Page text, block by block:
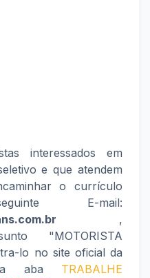
interessados em
e que atendem
o currículo
E-mail:
,
"MOTORISTA
lo no site oficial da
aba TRABALHE